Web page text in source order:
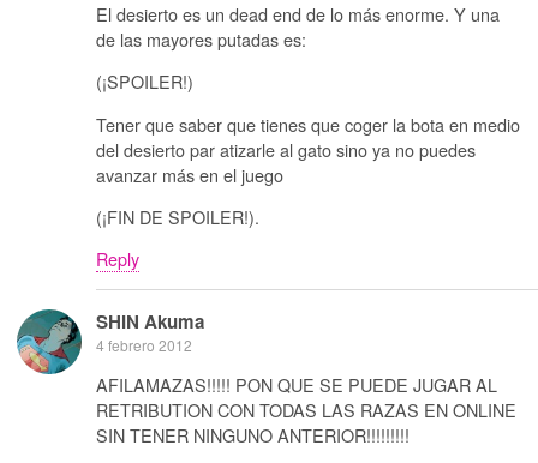
El desierto es un dead end de lo más enorme. Y una
de las mayores putadas es:
(¡SPOILER!)
Tener que saber que tienes que coger la bota en medio
del desierto par atizarle al gato sino ya no puedes
avanzar más en el juego
(¡FIN DE SPOILER!).
Reply
SHIN Akuma
4 febrero 2012
AFILAMAZAS!!!!! PON QUE SE PUEDE JUGAR AL
RETRIBUTION CON TODAS LAS RAZAS EN ONLINE
SIN TENER NINGUNO ANTERIOR!!!!!!!!!